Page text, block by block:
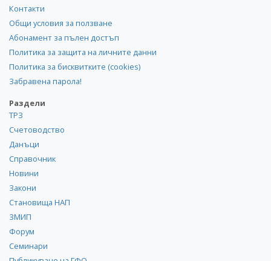
Контакти
Общи условия за ползване
Абонамент за пълен достъп
Политика за защита на личните данни
Политика за бисквитките (cookies)
Забравена парола!
Раздели
ТРЗ
Счетоводство
Данъци
Справочник
Новини
Закони
Становища НАП
ЗМИП
Форум
Семинари